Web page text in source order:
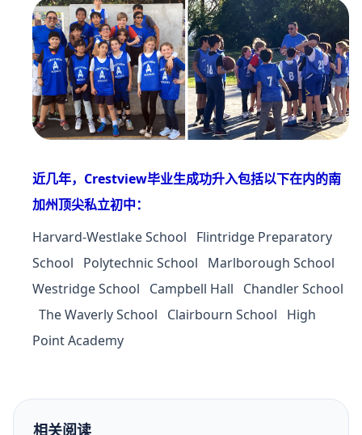
近几年，Crestview毕业生成功升入包括以下在内的南
加州顶尖私立初中：
Harvard-Westlake School
Flintridge Preparatory
School
Polytechnic School
Marlborough School
Westridge School
Campbell Hall
Chandler School
The Waverly School
Clairbourn School
High
Point Academy
相关阅读